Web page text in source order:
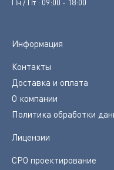
Пн / Пт : 09:00 - 18:00
Информация
Контакты
Доставка и оплата
О компании
Политика обработки
Лицензии
СРО проектирование